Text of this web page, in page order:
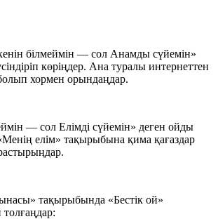
білмеймін — сол Анамды сүйемін»
көріңдер. Ана туралы интернеттен
хормен орындаңдар.
— сол Елімді сүйемін» деген ойды
елім» тақырыбына қима қағаздар
тақырыбында «Бестік ой»